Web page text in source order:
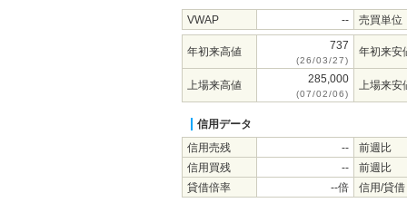
VWAP -- 売買単位
年初来高値 737
(26/03/27)
年初来安
上場来高値 285,000
(07/02/06)
上場来安
信用データ
信用売残
--
前週比
信用買残
--
前週比
貸借倍率
--倍 信用/貸借